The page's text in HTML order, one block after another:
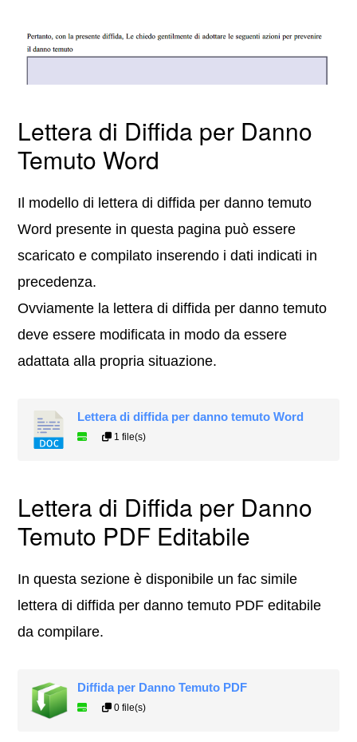
Lettera di Diffida per Danno
Temuto Word
Il modello di lettera di diffida per danno temuto
Word presente in questa pagina può essere
scaricato e compilato inserendo i dati indicati in
precedenza.
Ovviamente la lettera di diffida per danno temuto
deve essere modificata in modo da essere
adattata alla propria situazione.
Lettera di diffida per danno temuto Word
1 file(s)
Lettera di Diffida per Danno
Temuto PDF Editabile
In questa sezione è disponibile un fac simile
lettera di diffida per danno temuto PDF editabile
da compilare.
Diffida per Danno Temuto PDF
0 file(s)